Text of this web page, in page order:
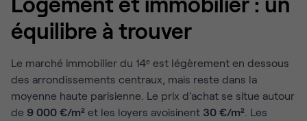
équilibre à trouver
Le marché immobilier du 14ᵉ est légèrement en dessous
des arrondissements centraux, mais reste dans la
moyenne haute parisienne. Le prix d’achat se situe autour
de 9 000 €/m² et les loyers avoisinent 30 €/m² . Les